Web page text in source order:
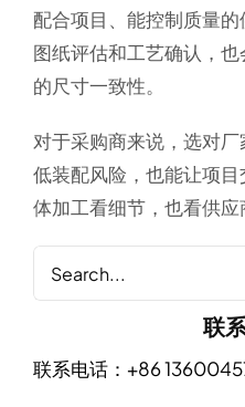
配合项目、能控制质量
图纸评估和工艺确认，
的尺寸一致性。
对于采购商来说，选对
低装配风险，也能让项
体加工看细节，也看供应
for:
联
联系电话：+86